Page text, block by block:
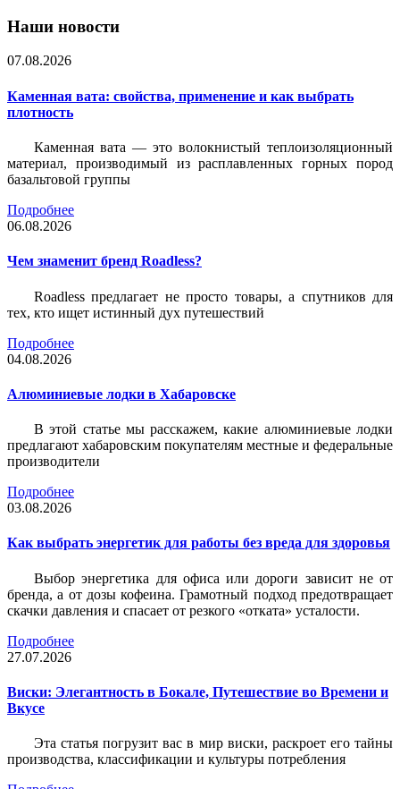
Наши новости
07.08.2026
Каменная вата: свойства, применение и как выбрать
плотность
Каменная вата — это волокнистый теплоизоляционный
материал, производимый из расплавленных горных пород
базальтовой группы
Подробнее
06.08.2026
Чем знаменит бренд Roadless?
Roadless предлагает не просто товары, а спутников для
тех, кто ищет истинный дух путешествий
Подробнее
04.08.2026
Алюминиевые лодки в Хабаровске
В этой статье мы расскажем, какие алюминиевые лодки
предлагают хабаровским покупателям местные и федеральные
производители
Подробнее
03.08.2026
Как выбрать энергетик для работы без вреда для здоровья
Выбор энергетика для офиса или дороги зависит не от
бренда, а от дозы кофеина. Грамотный подход предотвращает
скачки давления и спасает от резкого «отката» усталости.
Подробнее
27.07.2026
Виски: Элегантность в Бокале, Путешествие во Времени и
Вкусе
Эта статья погрузит вас в мир виски, раскроет его тайны
производства, классификации и культуры потребления